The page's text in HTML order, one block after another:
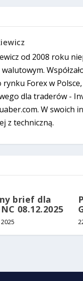
od 2008 roku
Forex w
dla traderów -
W swoich
z techniczną.
brief dla
08.12.2025